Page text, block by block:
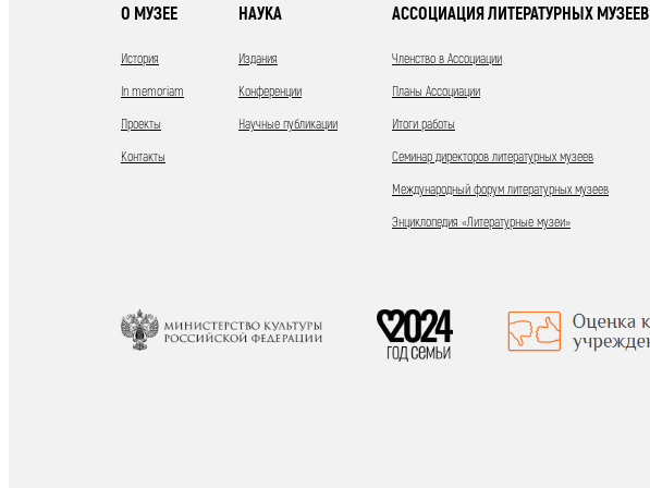
О МУЗЕЕ
История
In memoriam
Проекты
Контакты
НАУКА
Издания
Конференции
Научные публикации
АССОЦИАЦИЯ ЛИТЕРАТУРНЫХ МУЗЕЕВ
Членство в Ассоциации
Планы Ассоциации
Итоги работы
Семинар директоров литературных музеев
Международный форум литературных музеев
Энциклопедия «Литературные музеи»